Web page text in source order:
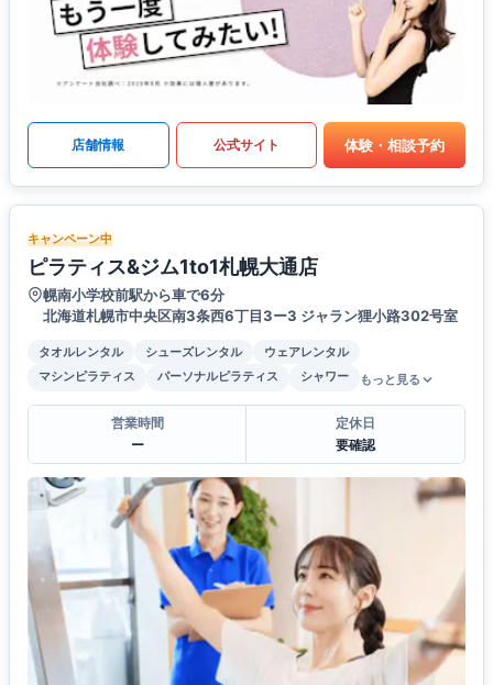
店舗情報 公式サイト 体験・相談予約
キャンペーン中
ピラティス&ジム1to1札幌大通店
幌南小学校前駅から車で6分
北海道札幌市中央区南3条西6丁目3ー3 ジャラン狸小路302号室
タオルレンタル シューズレンタル
ウェアレンタル
マシンピラティス
パーソナルピラティス シャワー もっと見る
営業時間
ー
定休日
要確認